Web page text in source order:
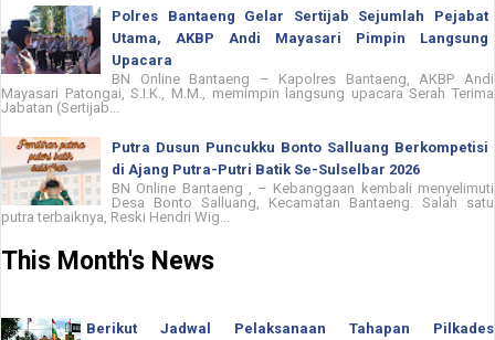
Polres Bantaeng Gelar Sertijab Sejumlah Pejabat
Utama, AKBP Andi Mayasari Pimpin Langsung
Upacara
BN Online Bantaeng – Kapolres Bantaeng, AKBP Andi
Mayasari Patongai, S.I.K., M.M., memimpin langsung upacara Serah Terima
Jabatan (Sertijab...
Putra Dusun Puncukku Bonto Salluang Berkompetisi
di Ajang Putra-Putri Batik Se-Sulselbar 2026
BN Online Bantaeng , – Kebanggaan kembali menyelimuti
Desa Bonto Salluang, Kecamatan Bantaeng. Salah satu
putra terbaiknya, Reski Hendri Wig...
This Month's News
Berikut Jadwal Pelaksanaan Tahapan Pilkades